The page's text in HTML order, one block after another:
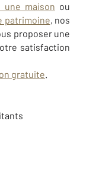
maison ou
patrimoine, nos
proposer une
otre satisfaction
gratuite.